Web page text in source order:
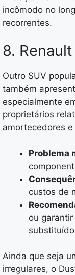
incômodo no
recorrentes.
8.
Outro SUV
também
especialmente
proprietários
amortecedores
Problema
custos de
ou
Ainda que seja
irregulares, o